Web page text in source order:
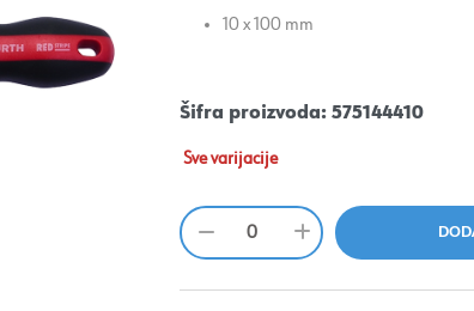
10 x 100 mm
Šifra proizvoda: 575144410
Sve varijacije